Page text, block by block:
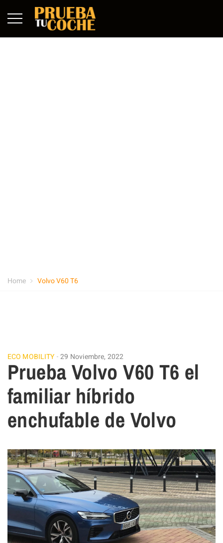
Home Volvo V60 T6
ECO MOBILITY 29 Noviembre, 2022
Prueba Volvo V60 T6 el
familiar híbrido
enchufable de Volvo